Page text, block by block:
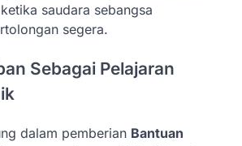
saudara sebangsa
segera.
Sebagai Pelajaran
dalam pemberian Bantuan